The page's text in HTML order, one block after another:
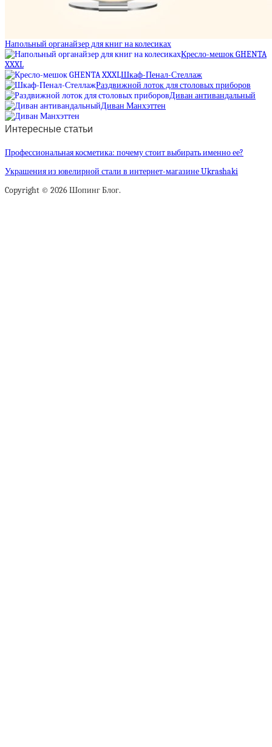
Напольный органайзер для книг на колесиках
Кресло-мешок GHENTA
XXXL
Шкаф-Пенал-Стеллаж
Раздвижной лоток для столовых приборов
Диван антивандальный
Диван Манхэттен
Интересные статьи
Профессиональная косметика: почему стоит выбирать именно ее?
Украшения из ювелирной стали в интернет-магазине Ukrashaki
Copyright © 2026 Шопинг Блог.